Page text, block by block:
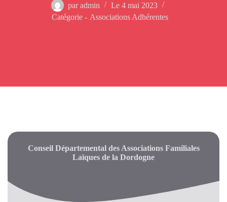
par admin Le 4 mai 2023
Catégorie - Associations Adhérentes
Conseil Départemental des Associations Familiales
Laïques de la Dordogne